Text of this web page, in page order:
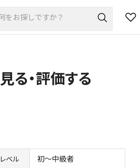
る・評価する
レベル 初～中級者